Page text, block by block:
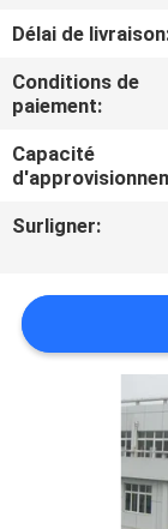
QUALITÉ
NOUS
DEMANDEZ
CITATION
Délai de
Conditions de
paiement:
Capacité
Surligner: